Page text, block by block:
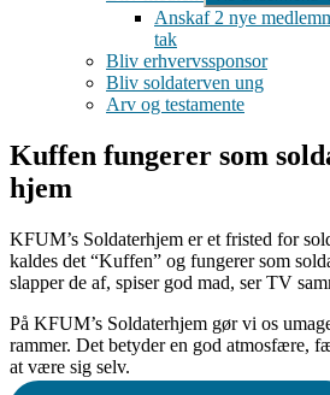
Anskaf 2 nye
tak
Bliv erhvervssponsor
Bliv soldaterven ung
Arv og testamente
Kuffen fungerer som
hjem
KFUM’s Soldaterhjem er et fristed for
kaldes det “Kuffen” og fungerer som
slapper de af, spiser god mad, ser TV
På KFUM’s Soldaterhjem gør vi os
rammer. Det betyder en god atmosfære,
at være sig selv.